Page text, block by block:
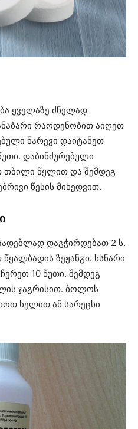
ყველაზე ძნელად
რაოდენობით აიღეთ
ნარევი დაიტანეთ
დაბინძურებული
თბილი წყლით და შემდეგ
წესის მიხედვით.
დაგჭირდებათ 2 ს.
ზეჟანგი. ხსნარი
10 წუთი. შემდეგ
ჯაგრისით. ბოლოს
ხელით ან სარეცხი